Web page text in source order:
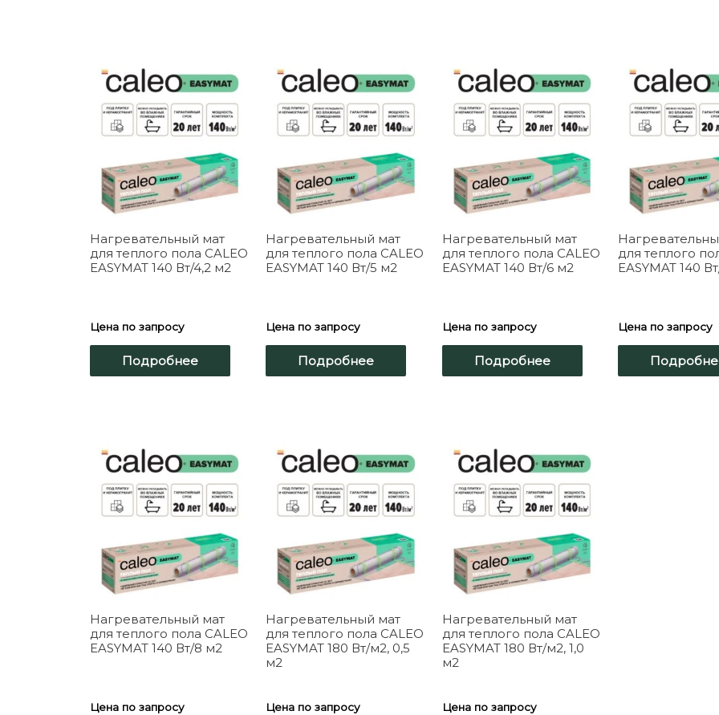
Нагревательный мат
для теплого пола CALEO
EASYMAT 140 Вт/4,2 м2
Цена по запросу
Подробнее
Нагревательный мат
для теплого пола CALEO
EASYMAT 140 Вт/5 м2
Цена по запросу
Подробнее
Нагревательный мат
для теплого пола CALEO
EASYMAT 140 Вт/6 м2
Цена по запросу
Подробнее
для теплого
EASYMAT 140
Цена по запросу
Нагревательный мат
для теплого пола CALEO
EASYMAT 140 Вт/8 м2
Цена по запросу
Нагревательный мат
для теплого пола CALEO
EASYMAT 180 Вт/м2, 0,5
м2
Цена по запросу
Нагревательный мат
для теплого пола CALEO
EASYMAT 180 Вт/м2, 1,0
м2
Цена по запросу